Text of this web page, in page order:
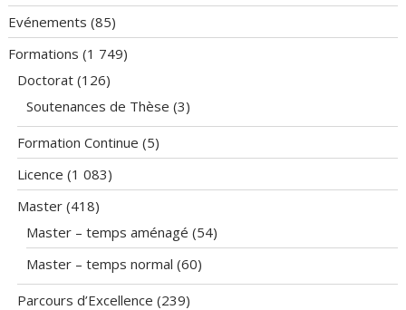
Evénements (85)
Formations (1 749)
Doctorat (126)
Soutenances de Thèse (3)
Formation Continue (5)
Licence (1 083)
Master (418)
Master – temps aménagé (54)
Master – temps normal (60)
Parcours d’Excellence (239)